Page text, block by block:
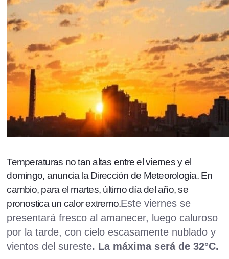
Temperaturas no tan altas entre el viernes y el
domingo, anuncia la Dirección de Meteorología. En
cambio, para el martes, último día del año, se
pronostica un calor extremo.Este viernes se
presentará fresco al amanecer, luego caluroso
por la tarde, con cielo escasamente nublado y
vientos del sureste. La máxima será de 32°C.